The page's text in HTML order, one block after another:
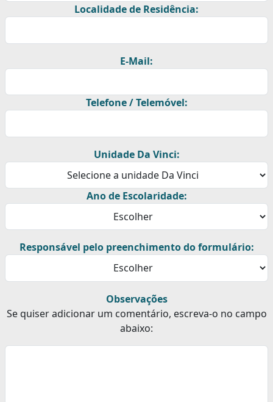
Localidade de Residência:
E-Mail:
Telefone / Telemóvel:
Unidade Da Vinci:
Ano de Escolaridade:
Responsável pelo preenchimento do formulário:
Observações
Se quiser adicionar um comentário, escreva-o no campo
abaixo: